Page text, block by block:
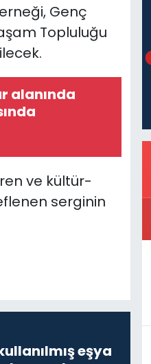
Genç
Topluluğu
alanında
ve kültür-
serginin
eşya